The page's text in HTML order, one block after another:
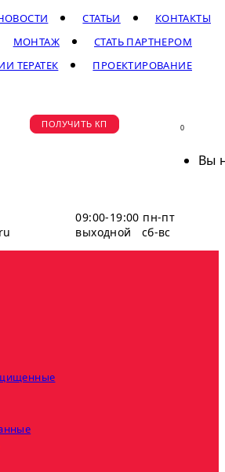
КОНТАКТЫ
СТАТЬИ
СТАТЬ ПАРТНЕРОМ
МОНТАЖ
ПРОЕКТИРОВАНИЕ
ТЕРАТЕК
09:00-19:00 пн-пт
выходной сб-вс
ПОЛУЧИТЬ КП 0
Вы